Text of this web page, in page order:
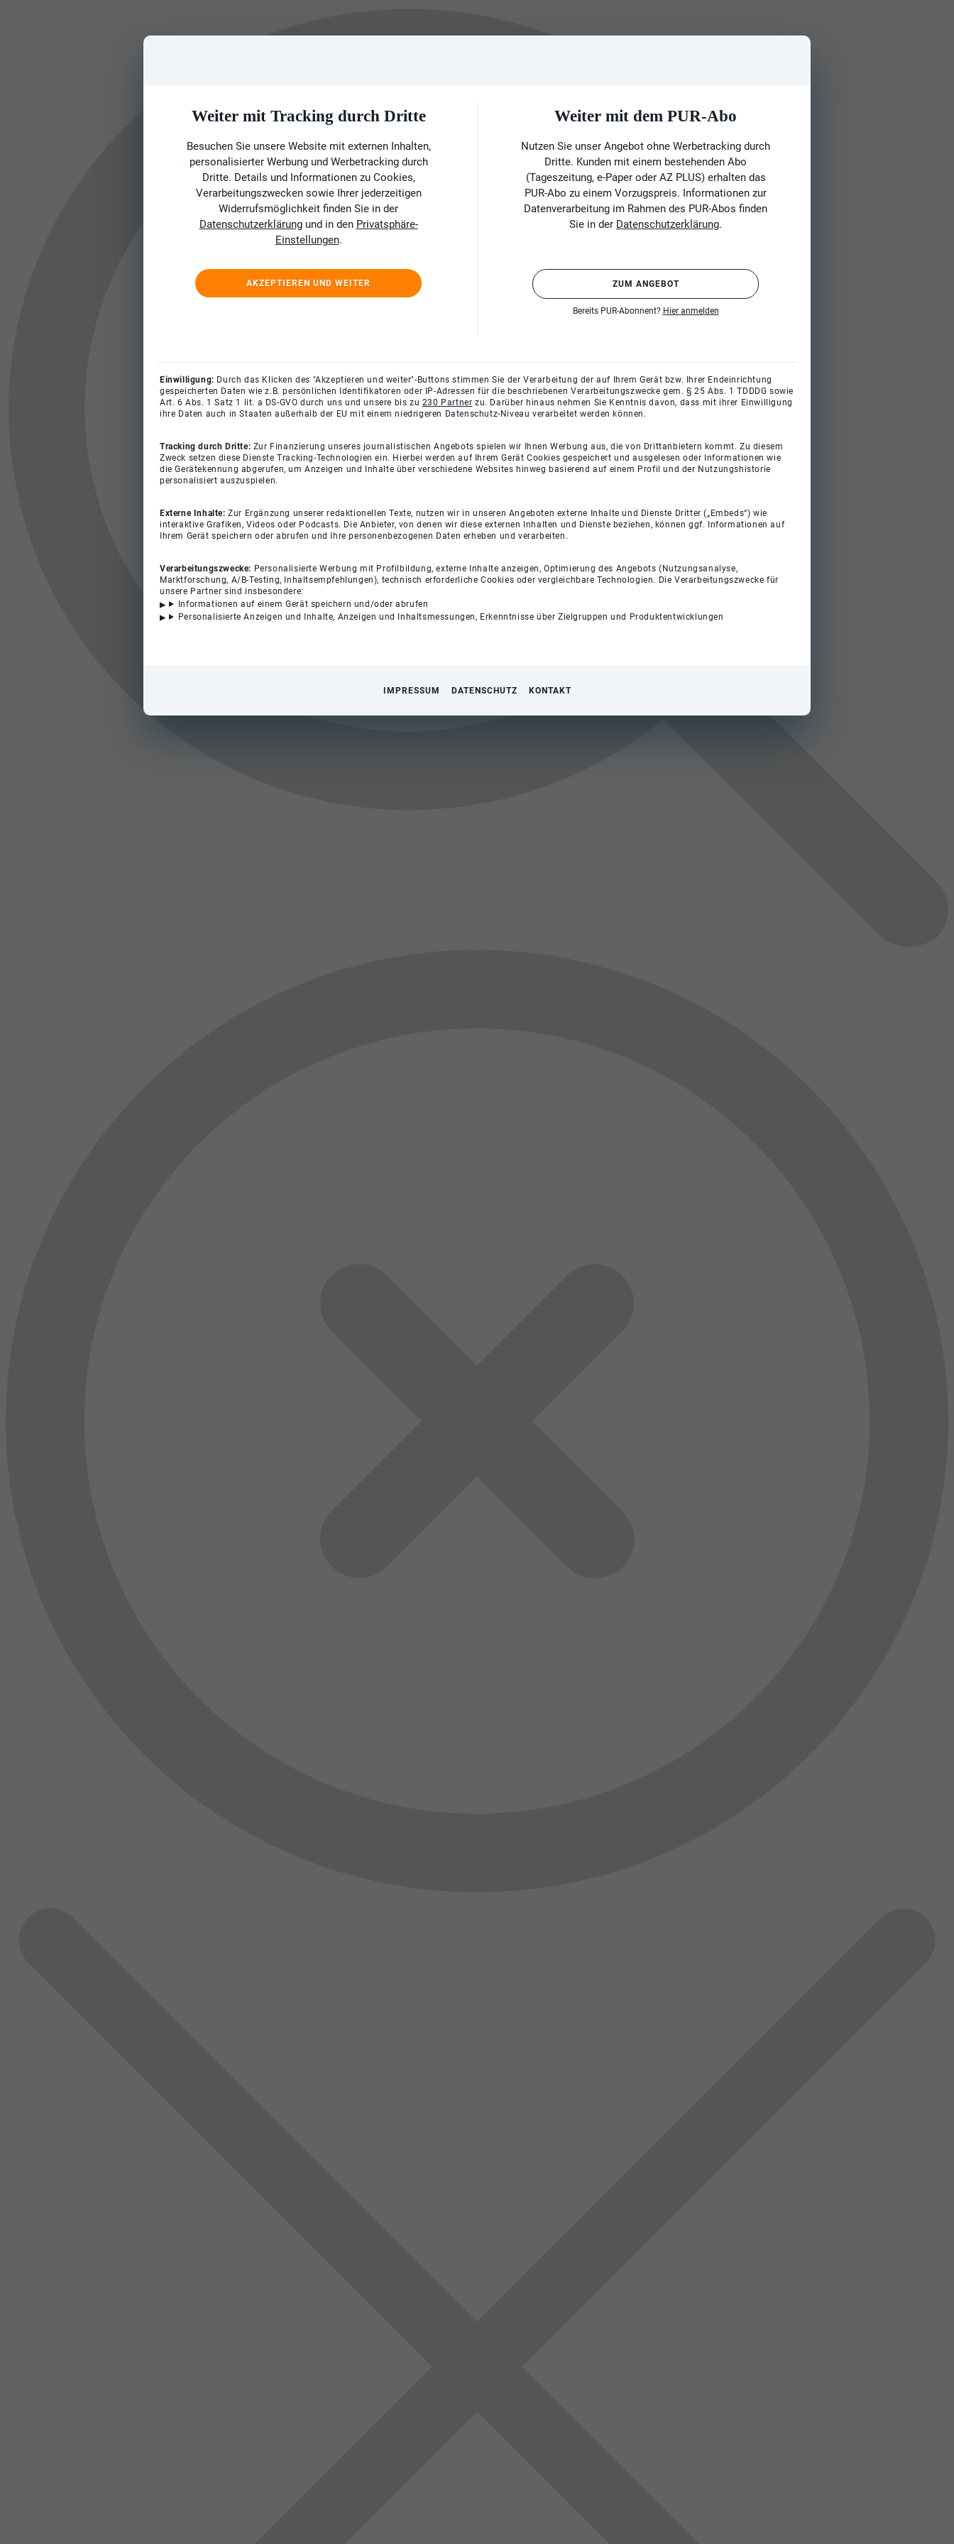
Weiter mit Tracking durch Dritte
Besuchen Sie unsere Website mit externen Inhalten,
personalisierter Werbung und Werbetracking durch
Dritte. Details und Informationen zu Cookies,
Verarbeitungszwecken sowie Ihrer jederzeitigen
Widerrufsmöglichkeit finden Sie in der
Datenschutzerklärungund in den Privatsphäre-
Einstellungen.
AKZEPTIEREN UND WEITER
Weiter mit dem PUR-Abo
Nutzen Sie unser Angebot ohne Werbetracking durch
Dritte. Kunden mit einem bestehenden Abo
(Tageszeitung, e-Paper oder AZ PLUS) erhalten das
PUR-Abo zu einem Vorzugspreis. Informationen zur
Datenverarbeitung im Rahmen des PUR-Abos finden
Sie in der Datenschutzerklärung.
ZUM ANGEBOT
Bereits PUR-Abonnent? Hier anmelden
Einwilligung: Durch das Klicken des "Akzeptieren und weiter"-Buttons stimmen Sie der Verarbeitung der auf Ihrem Gerät bzw. Ihrer Endeinrichtung
gespeicherten Daten wie z.B. persönlichen Identifikatoren oder IP-Adressen für die beschriebenen Verarbeitungszwecke gem. § 25 Abs. 1 TDDDG sowie
Art. 6 Abs. 1 Satz 1 lit. a DS-GVO durch uns und unsere bis zu 230 Partner zu. Darüber hinaus nehmen Sie Kenntnis davon, dass mit ihrer Einwilligung
ihre Daten auch in Staaten außerhalb der EU mit einem niedrigeren Datenschutz-Niveau verarbeitet werden können.
Tracking durch Dritte: Zur Finanzierung unseres journalistischen Angebots spielen wir Ihnen Werbung aus, die von Drittanbietern kommt. Zu diesem
Zweck setzen diese Dienste Tracking-Technologien ein. Hierbei werden auf Ihrem Gerät Cookies gespeichert und ausgelesen oder Informationen wie
die Gerätekennung abgerufen, um Anzeigen und Inhalte über verschiedene Websites hinweg basierend auf einem Profil und der Nutzungshistorie
personalisiert auszuspielen.
Externe Inhalte:Zur Ergänzung unserer redaktionellen Texte, nutzen wir in unseren Angeboten externe Inhalte und Dienste Dritter („Embeds“) wie
interaktive Grafiken, Videos oder Podcasts. Die Anbieter, von denen wir diese externen Inhalten und Dienste beziehen, können ggf. Informationen auf
Ihrem Gerät speichern oder abrufen und Ihre personenbezogenen Daten erheben und verarbeiten.
Verarbeitungszwecke: Personalisierte Werbung mit Profilbildung, externe Inhalte anzeigen, Optimierung des Angebots (Nutzungsanalyse,
Marktforschung, A/B-Testing, Inhaltsempfehlungen), technisch erforderliche Cookies oder vergleichbare Technologien. Die Verarbeitungszwecke für
unsere Partner sind insbesondere:
Informationen auf einem Gerät speichern und/oder abrufen
Personalisierte Anzeigen und Inhalte, Anzeigen und Inhaltsmessungen, Erkenntnisse über Zielgruppen und Produktentwicklungen
IMPRESSUM DATENSCHUTZ KONTAKT